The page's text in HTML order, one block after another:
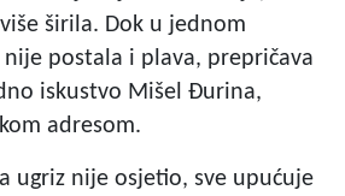
širila. Dok u jednom
postala i plava, prepričava
iskustvo Mišel Đurina,
adresom.
ugriz nije osjetio, sve upućuje